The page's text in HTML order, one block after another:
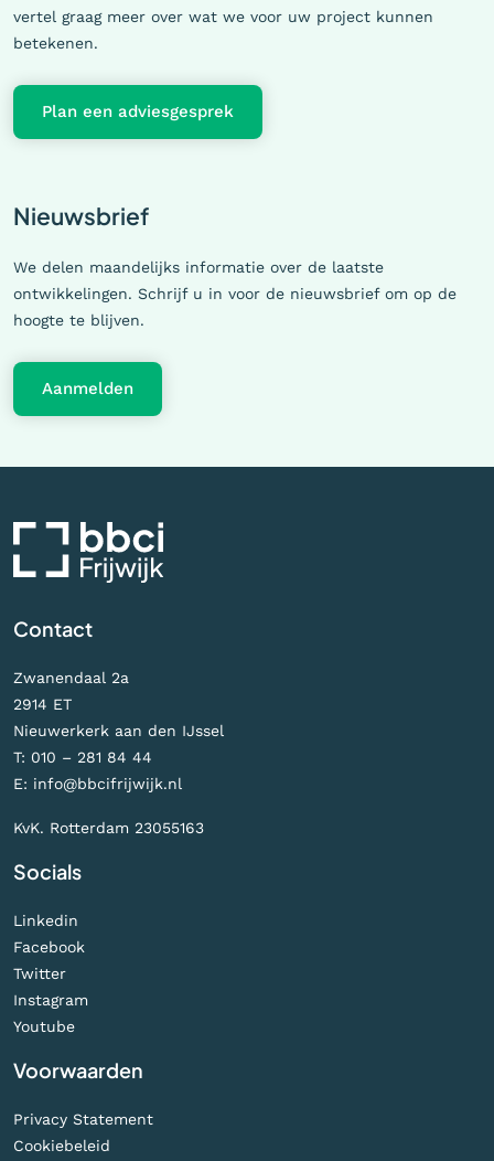
vertel graag meer over wat we voor uw project kunnen
betekenen.
Plan een adviesgesprek
Nieuwsbrief
We delen maandelijks informatie over de laatste
ontwikkelingen. Schrijf u in voor de nieuwsbrief om op de
hoogte te blijven.
Aanmelden
Contact
Zwanendaal 2a
2914 ET
Nieuwerkerk aan den IJssel
T: 010 – 281 84 44
E: info@bbcifrijwijk.nl
KvK. Rotterdam 23055163
Socials
Linkedin
Facebook
Twitter
Instagram
Youtube
Voorwaarden
Privacy Statement
Cookiebeleid